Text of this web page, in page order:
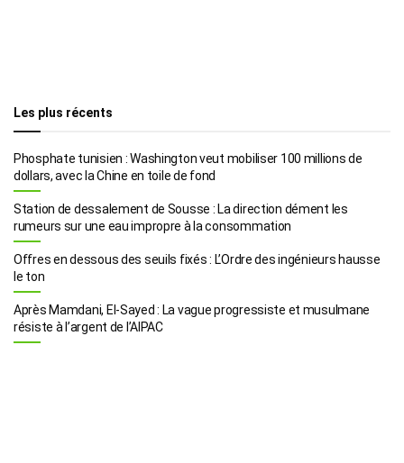
Les plus récents
Phosphate tunisien : Washington veut mobiliser 100 millions de
dollars, avec la Chine en toile de fond
Station de dessalement de Sousse : La direction dément les
rumeurs sur une eau impropre à la consommation
Offres en dessous des seuils fixés : L’Ordre des ingénieurs hausse
le ton
Après Mamdani, El-Sayed : La vague progressiste et musulmane
résiste à l’argent de l’AIPAC